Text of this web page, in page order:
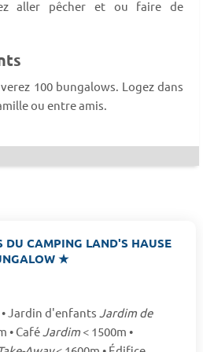
aller pêcher et ou faire de
100 bungalows. Logez dans
ou entre amis.
DU CAMPING LAND'S HAUSE
★
Jardin d'enfants Jardim de
• Café Jardim < 1500m •